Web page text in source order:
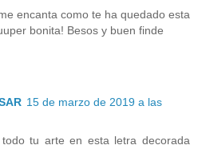
encanta como te ha quedado esta
bonita! Besos y buen finde
15 de marzo de 2019 a las
tu arte en esta letra decorada